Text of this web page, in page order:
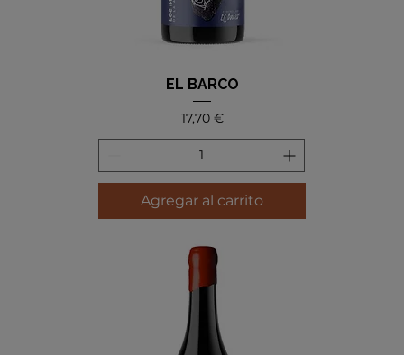
EL BARCO
Precio
17,70 €
Agregar al carrito